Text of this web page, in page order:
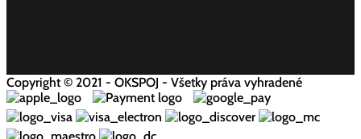
Copyright © 2021 - OKSPOJ - Všetky práva vyhradené